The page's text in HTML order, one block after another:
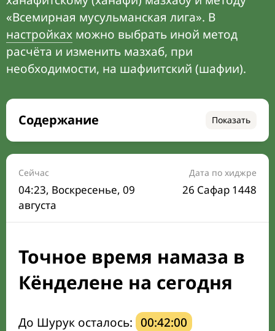
«Всемирная мусульманская лига». В
настройках можно выбрать иной метод
расчёта и изменить мазхаб, при
необходимости, на шафиитский (шафии).
Содержание Показать
Время намаза на сегодня
Расписание на месяц
Время Сухура и Ифтара на сегодня
Календарь рамадана
Мечети и молельные комнаты
Направление киблы
Сейчас
04:23, Воскресенье, 09
августа
Дата по хиджре
26 Сафар 1448
Точное время намаза в
Кёнделене на сегодня
До Шурук осталось: 00:41:59